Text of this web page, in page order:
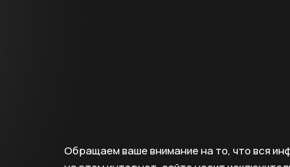
Обращаем ваше внимание на то, что вся